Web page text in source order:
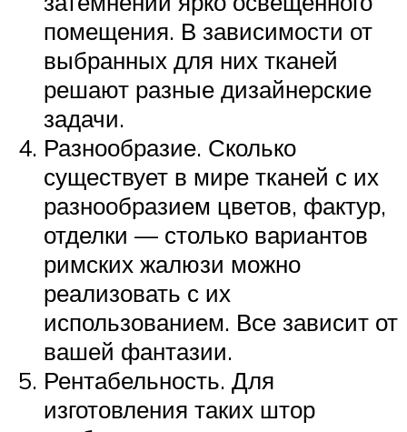
помещения. В зависимости от
выбранных для них тканей
решают разные дизайнерские
задачи.
Разнообразие. Сколько
существует в мире тканей с их
разнообразием цветов, фактур,
отделки — столько вариантов
римских жалюзи можно
реализовать с их
использованием. Все зависит от
вашей фантазии.
Рентабельность. Для
изготовления таких штор